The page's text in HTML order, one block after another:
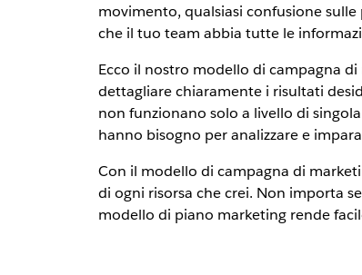
movimento, qualsiasi confusione
che il tuo team abbia tutte le
Ecco il nostro modello di campagna
dettagliare chiaramente i risultati
non funzionano solo a livello di
hanno bisogno per analizzare e
Con il modello di campagna di
di ogni risorsa che crei. Non importa
modello di piano marketing rende